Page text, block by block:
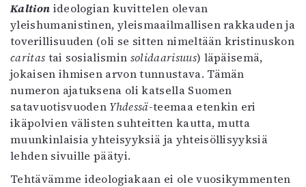
Kaltion ideologian kuvittelen olevan
yleishumanistinen, yleismaailmallisen rakkauden ja
toverillisuuden (oli se sitten nimeltään kristinuskon
caritas tai sosialismin solidaarisuus) läpäisemä,
jokaisen ihmisen arvon tunnustava. Tämän
numeron ajatuksena oli katsella Suomen
satavuotisvuoden Yhdessä-teemaa etenkin eri
ikäpolvien välisten suhteitten kautta, mutta
muunkinlaisia yhteisyyksiä ja yhteisöllisyyksiä
lehden sivuille päätyi.
Tehtävämme ideologiakaan ei ole vuosikymmenten